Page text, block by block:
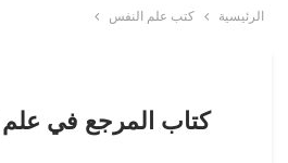
الرئيسية كتب علم النفس
كتاب المرجع في علم